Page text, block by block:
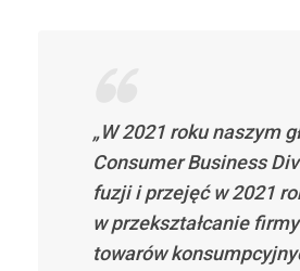
„W 2021 roku naszym
Consumer Business
fuzji i przejęć w 2021
w przekształcanie
towarów